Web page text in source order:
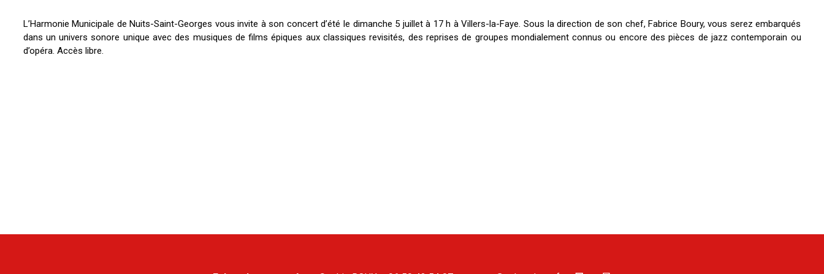
L’Harmonie Municipale de Nuits-Saint-Georges vous invite à son concert d’été le dimanche 5 juillet à 17 h à Villers-la-Faye. Sous la direction de son chef, Fabrice Boury, vous serez embarqués
dans un univers sonore unique avec des musiques de films épiques aux classiques revisités, des reprises de groupes mondialement connus ou encore des pièces de jazz contemporain ou
d’opéra. Accès libre.